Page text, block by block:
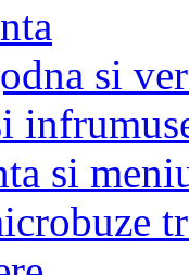
si
si